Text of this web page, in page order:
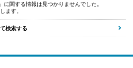
に関する情報は見つかりませんでした。
ます。
検索する